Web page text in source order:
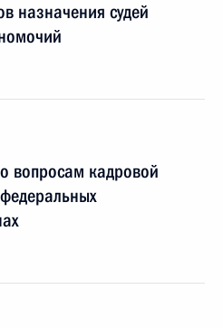
назначения судей
вопросам кадровой